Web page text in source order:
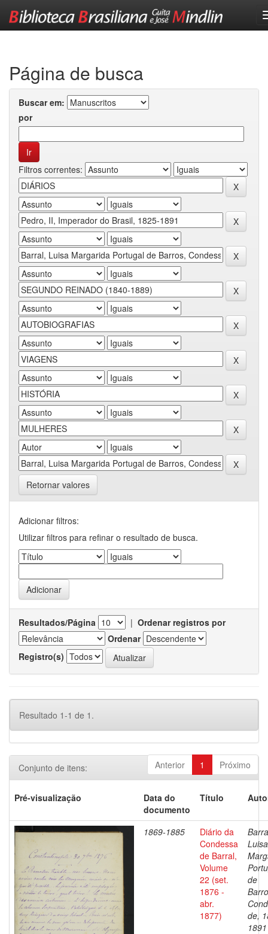
Página de busca
Buscar em:
por
Filtros correntes:
Retornar valores
Adicionar filtros:
Utilizar filtros para refinar o resultado de busca.
Resultados/Página | Ordenar registros por
Ordenar
Registro(s)
Resultado 1-1 de 1.
Anterior 1 Próximo
Conjunto de itens:
Pré-visualização
Data do
documento
Título
1869-1885
Diário da
Condessa
de Barral,
Volume
22 (set.
1876 -
abr.
1877)
Luisa
de
de,
1891